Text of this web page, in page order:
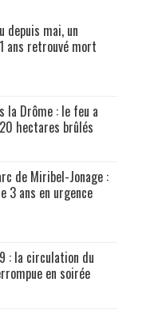
depuis mai, un
ans retrouvé mort
la Drôme : le feu a
hectares brûlés
de Miribel-Jonage :
3 ans en urgence
: la circulation du
en soirée